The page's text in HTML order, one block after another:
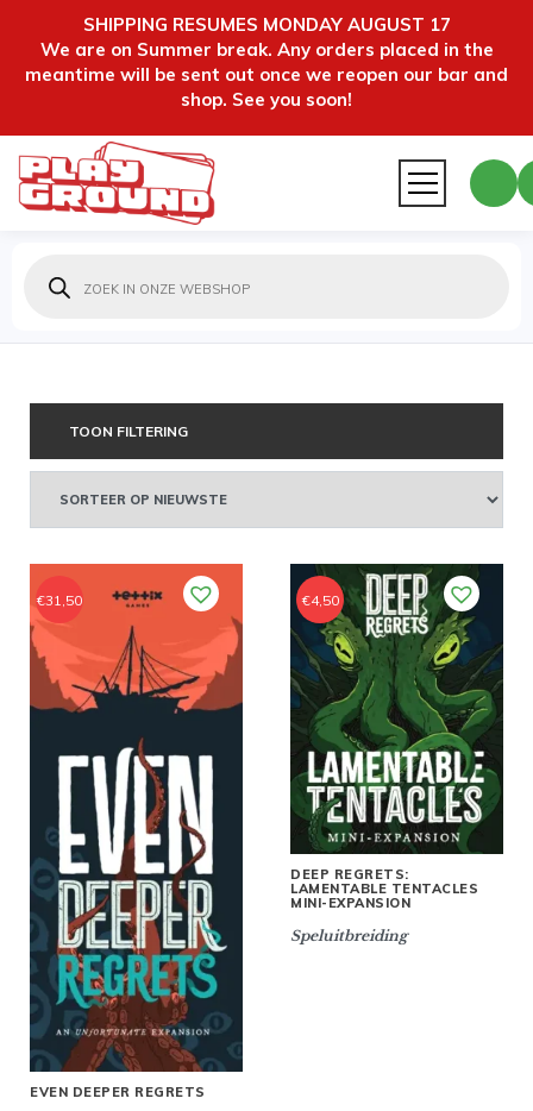
SHIPPING RESUMES MONDAY AUGUST 17
We are on Summer break. Any orders placed in the
meantime will be sent out once we reopen our bar and
shop. See you soon!
zoeken
TOON FILTERING
EVEN DEEPER REGRETS
€31,50
DEEP REGRETS:
LAMENTABLE TENTACLES
MINI-EXPANSION
Speluitbreiding
€4,50